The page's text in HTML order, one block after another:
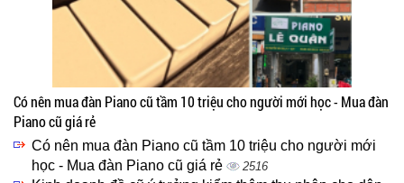
Có nên mua đàn Piano cũ tầm 10 triệu cho người mới học - Mua đàn
Piano cũ giá rẻ
Có nên mua đàn Piano cũ tầm 10 triệu cho người mới
học - Mua đàn Piano cũ giá rẻ
2516